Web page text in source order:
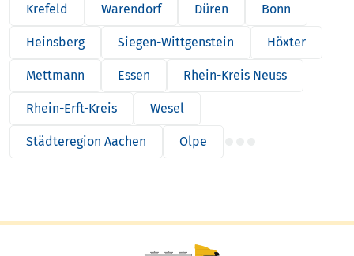
Krefeld Warendorf Düren Bonn
Heinsberg Siegen-Wittgenstein Höxter
Mettmann Essen Rhein-Kreis Neuss
Rhein-Erft-Kreis Wesel
Städteregion Aachen Olpe